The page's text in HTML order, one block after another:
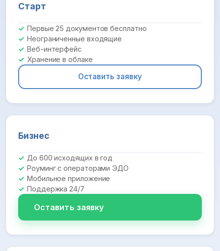
Старт
Первые 25 документов бесплатно
Неограниченные входящие
Веб-интерфейс
Хранение в облаке
Оставить заявку
Бизнес
До 600 исходящих в год
Роуминг с операторами ЭДО
Мобильное приложение
Поддержка 24/7
Оставить заявку